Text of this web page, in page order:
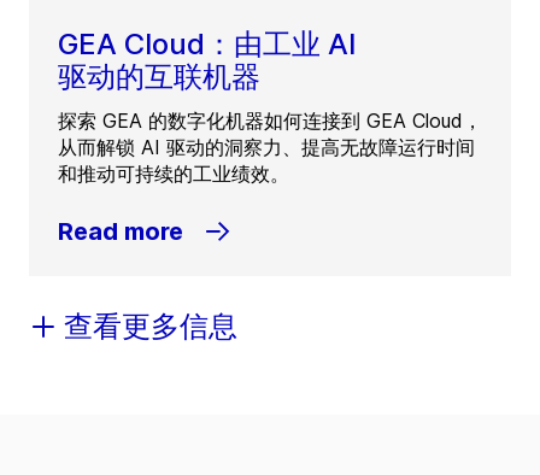
GEA Cloud：由工业 AI
驱动的互联机器
探索 GEA 的数字化机器如何连接到 GEA Cloud，
从而解锁 AI 驱动的洞察力、提高无故障运行时间
和推动可持续的工业绩效。
Read more
查看更多信息